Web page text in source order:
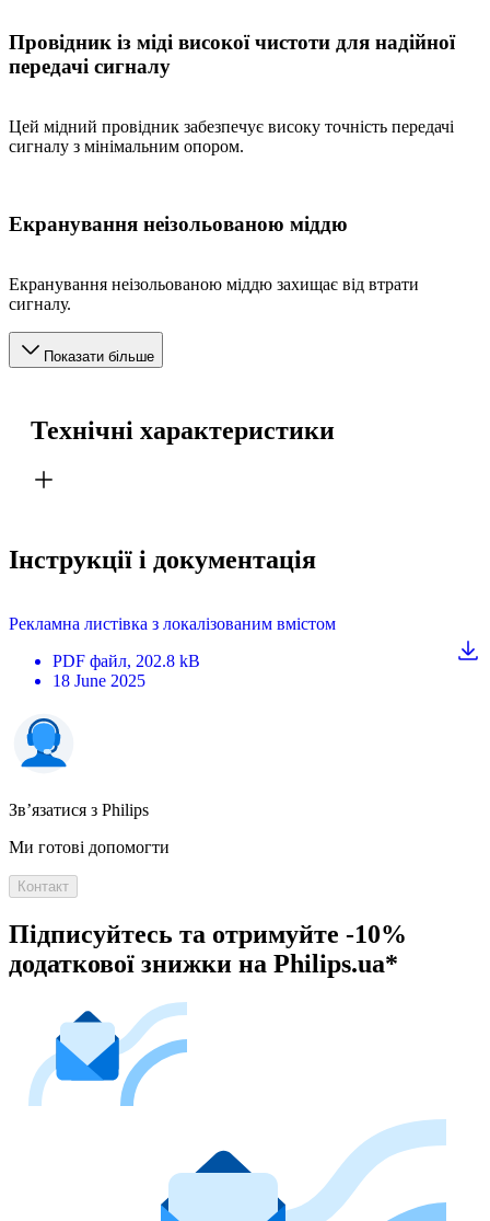
Провідник із міді високої чистоти для надійної
передачі сигналу
Цей мідний провідник забезпечує високу точність передачі
сигналу з мінімальним опором.
Екранування неізольованою міддю
Екранування неізольованою міддю захищає від втрати
сигналу.
Показати більше
Технічні характеристики
Інструкції і документація
Рекламна листівка з локалізованим вмістом
PDF файл, 202.8 kB
18 June 2025
Зв’язатися з Philips
Ми готові допомогти
Контакт
Підписуйтесь та отримуйте -10%
додаткової знижки на Philips.ua*